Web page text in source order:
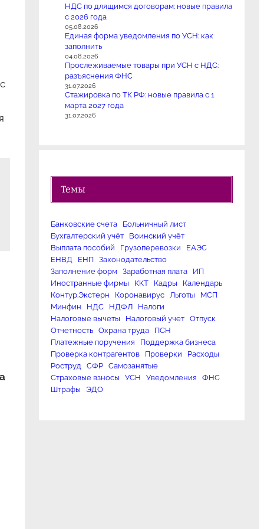
НДС по длящимся договорам: новые правила
с 2026 года
05.08.2026
Единая форма уведомления по УСН: как
заполнить
04.08.2026
Прослеживаемые товары при УСН с НДС:
разъяснения ФНС
31.07.2026
Стажировка по ТК РФ: новые правила с 1
марта 2027 года
31.07.2026
Темы
Банковские счета
Больничный лист
Бухгалтерский учёт
Воинский учёт
Выплата пособий
Грузоперевозки
ЕАЭС
ЕНВД
ЕНП
Законодательство
Заполнение форм
Заработная плата
ИП
Иностранные фирмы
ККТ Кадры
Календарь
Контур.Экстерн
Коронавирус Льготы
МСП
Минфин
НДС НДФЛ
Налоги
Налоговые вычеты
Налоговый учет
Отпуск
Отчетность
Охрана труда
ПСН
Платежные поручения
Поддержка бизнеса
Проверка контрагентов
Проверки
Расходы
Роструд
СФР
Самозанятые
Страховые взносы
УСН Уведомления
ФНС
Штрафы
ЭДО